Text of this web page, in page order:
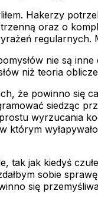
Hakerzy
oraz o
nie są
niż teoria
że powinno się
siedząc
wyrzucania
którym
tak jak kiedyś
sobie
się